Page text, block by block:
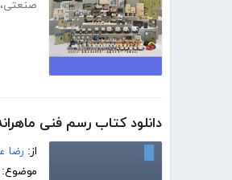
صنعتی،
دانلود کتاب رسم فنی
از: رضا
موضوع: